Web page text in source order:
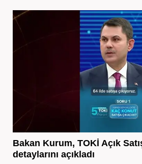
Bakan Kurum, TOKİ Açık
detaylarını açıkladı